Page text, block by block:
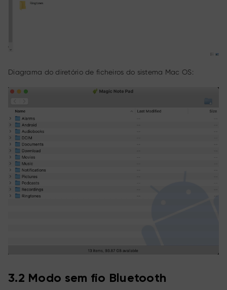
Diagrama do diretório de ficheiros do sistema Mac OS:
3.2 Modo sem fio Bluetooth